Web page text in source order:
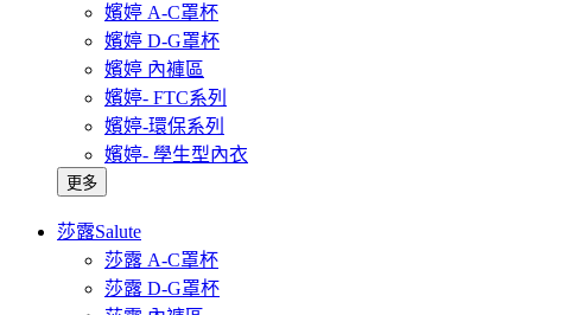
嬪婷 A-C罩杯
嬪婷 D-G罩杯
嬪婷 內褲區
嬪婷- FTC系列
嬪婷-環保系列
嬪婷- 學生型內衣
更多
莎露Salute
莎露 A-C罩杯
莎露 D-G罩杯